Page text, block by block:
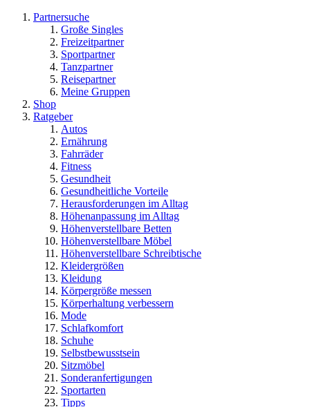
Partnersuche
Große Singles
Freizeitpartner
Sportpartner
Tanzpartner
Reisepartner
Meine Gruppen
Shop
Ratgeber
Autos
Ernährung
Fahrräder
Fitness
Gesundheit
Gesundheitliche Vorteile
Herausforderungen im Alltag
Höhenanpassung im Alltag
Höhenverstellbare Betten
Höhenverstellbare Möbel
Höhenverstellbare Schreibtische
Kleidergrößen
Kleidung
Körpergröße messen
Körperhaltung verbessern
Mode
Schlafkomfort
Schuhe
Selbstbewusstsein
Sitzmöbel
Sonderanfertigungen
Sportarten
Tipps